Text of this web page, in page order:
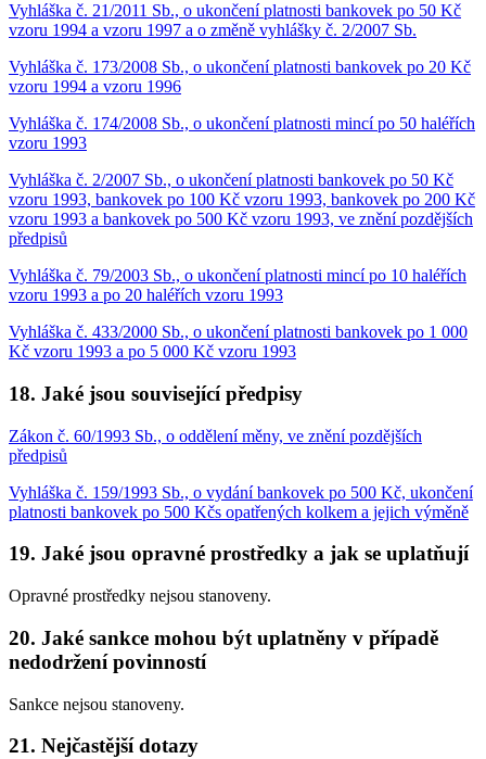
Vyhláška č. 21/2011 Sb., o ukončení platnosti bankovek po 50 Kč
vzoru 1994 a vzoru 1997 a o změně vyhlášky č. 2/2007 Sb.
Vyhláška č. 173/2008 Sb., o ukončení platnosti bankovek po 20 Kč
vzoru 1994 a vzoru 1996
Vyhláška č. 174/2008 Sb., o ukončení platnosti mincí po 50 haléřích
vzoru 1993
Vyhláška č. 2/2007 Sb., o ukončení platnosti bankovek po 50 Kč
vzoru 1993, bankovek po 100 Kč vzoru 1993, bankovek po 200 Kč
vzoru 1993 a bankovek po 500 Kč vzoru 1993, ve znění pozdějších
předpisů
Vyhláška č. 79/2003 Sb., o ukončení platnosti mincí po 10 haléřích
vzoru 1993 a po 20 haléřích vzoru 1993
Vyhláška č. 433/2000 Sb., o ukončení platnosti bankovek po 1 000
Kč vzoru 1993 a po 5 000 Kč vzoru 1993
18. Jaké jsou související předpisy
Zákon č. 60/1993 Sb., o oddělení měny, ve znění pozdějších
předpisů
Vyhláška č. 159/1993 Sb., o vydání bankovek po 500 Kč, ukončení
platnosti bankovek po 500 Kčs opatřených kolkem a jejich výměně
19. Jaké jsou opravné prostředky a jak se uplatňují
Opravné prostředky nejsou stanoveny.
20. Jaké sankce mohou být uplatněny v případě
nedodržení povinností
Sankce nejsou stanoveny.
21. Nejčastější dotazy